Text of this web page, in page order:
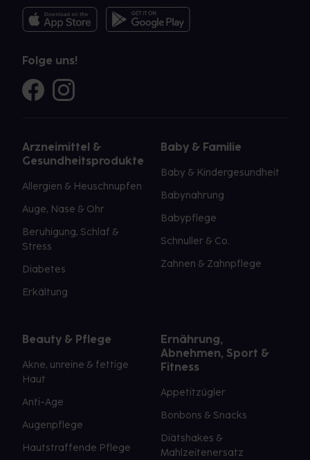
Folge uns!
Arzneimittel &
Gesundheitsprodukte
Allergien & Heuschnupfen
Auge, Nase & Ohr
Beruhigung, Schlaf &
Stress
Diabetes
Erkältung
Baby & Familie
Baby & Kindergesundheit
Babynahrung
Babypflege
Schnuller & Co.
Zahnen & Zahnpflege
Beauty & Pflege
Akne, unreine & fettige
Haut
Anti-Age
Augenpflege
Hautstraffende Pflege
Ernährung,
Abnehmen, Sport &
Fitness
Appetitzügler
Bonbons & Snacks
Diätshakes &
Mahlzeitenersatz